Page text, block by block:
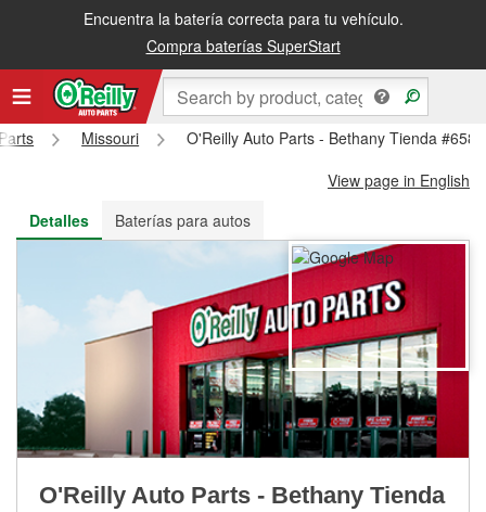
Encuentra la batería correcta para tu vehículo.
Compra baterías SuperStart
Recibe tu orden gratis al día siguiente o recógela en la tienda
Missouri
O'Reilly Auto Parts - Bethany Tienda #658
View page in English
Detalles
Baterías para autos
O'Reilly Auto Parts - Bethany Tienda